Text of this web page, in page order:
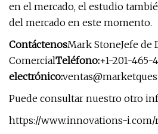
en el mercado, el estudio
del mercado en este momento.
ContáctenosMark StoneJefe de
ComercialTeléfono:+1-201-465-
electrónico:
Puede consultar nuestro otro
https://www.innovations-i.com/